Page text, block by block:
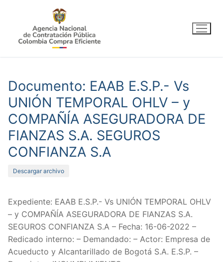
contenido
Documento: EAAB E.S.P.- Vs
UNIÓN TEMPORAL OHLV – y
COMPAÑÍA ASEGURADORA DE
FIANZAS S.A. SEGUROS
CONFIANZA S.A
Descargar archivo
Expediente: EAAB E.S.P.- Vs UNIÓN TEMPORAL OHLV
– y COMPAÑÍA ASEGURADORA DE FIANZAS S.A.
SEGUROS CONFIANZA S.A – Fecha: 16-06-2022 –
Redicado interno: – Demandado: – Actor: Empresa de
Acueducto y Alcantarillado de Bogotá S.A. E.S.P. –